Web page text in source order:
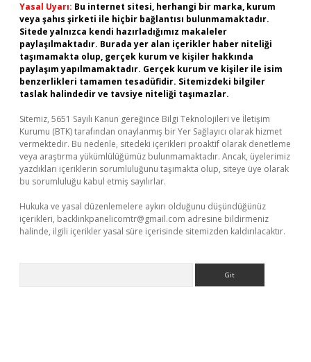
Yasal Uyarı: Bu internet sitesi, herhangi bir marka, kurum
veya şahıs şirketi ile hiçbir bağlantısı bulunmamaktadır.
Sitede yalnızca kendi hazırladığımız makaleler
paylaşılmaktadır. Burada yer alan içerikler haber niteliği
taşımamakta olup, gerçek kurum ve kişiler hakkında
paylaşım yapılmamaktadır. Gerçek kurum ve kişiler ile isim
benzerlikleri tamamen tesadüfidir. Sitemizdeki bilgiler
taslak halindedir ve tavsiye niteliği taşımazlar.
Sitemiz, 5651 Sayılı Kanun gereğince Bilgi Teknolojileri ve İletişim
Kurumu (BTK) tarafından onaylanmış bir Yer Sağlayıcı olarak hizmet
vermektedir. Bu nedenle, sitedeki içerikleri proaktif olarak denetleme
veya araştırma yükümlülüğümüz bulunmamaktadır. Ancak, üyelerimiz
yazdıkları içeriklerin sorumluluğunu taşımakta olup, siteye üye olarak
bu sorumluluğu kabul etmiş sayılırlar.
Hukuka ve yasal düzenlemelere aykırı olduğunu düşündüğünüz
içerikleri, backlinkpanelicomtr@gmail.com adresine bildirmeniz
halinde, ilgili içerikler yasal süre içerisinde sitemizden kaldırılacaktır.